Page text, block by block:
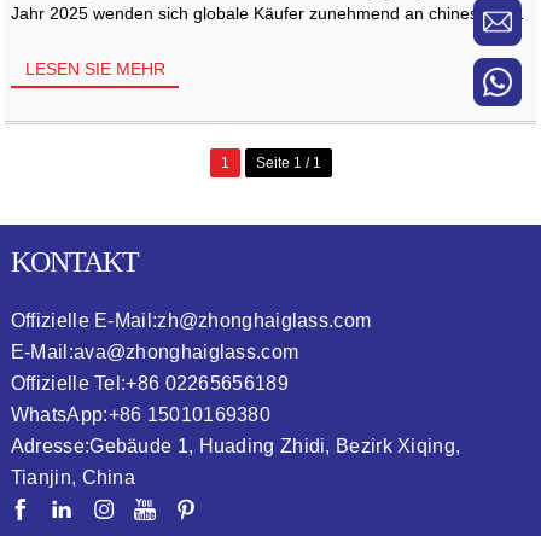
Jahr 2025 wenden sich globale Käufer zunehmend an chinesische
Hersteller von Whisky-Glasflaschen, um hochwertige, anpassbare
[...]LESEN SIE MEHR
1 Seite 1 / 1
KONTAKT
Offizielle E-Mail:zh@zhonghaiglass.com
E-Mail:ava@zhonghaiglass.com
Offizielle Tel:+86 02265656189
WhatsApp:+86 15010169380
Adresse:Gebäude 1, Huading Zhidi, Bezirk Xiqing,
Tianjin, China